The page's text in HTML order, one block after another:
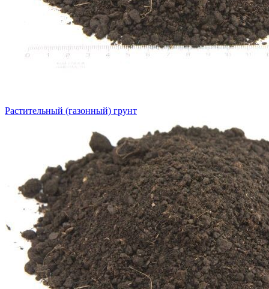
Растительный (газонный) грунт